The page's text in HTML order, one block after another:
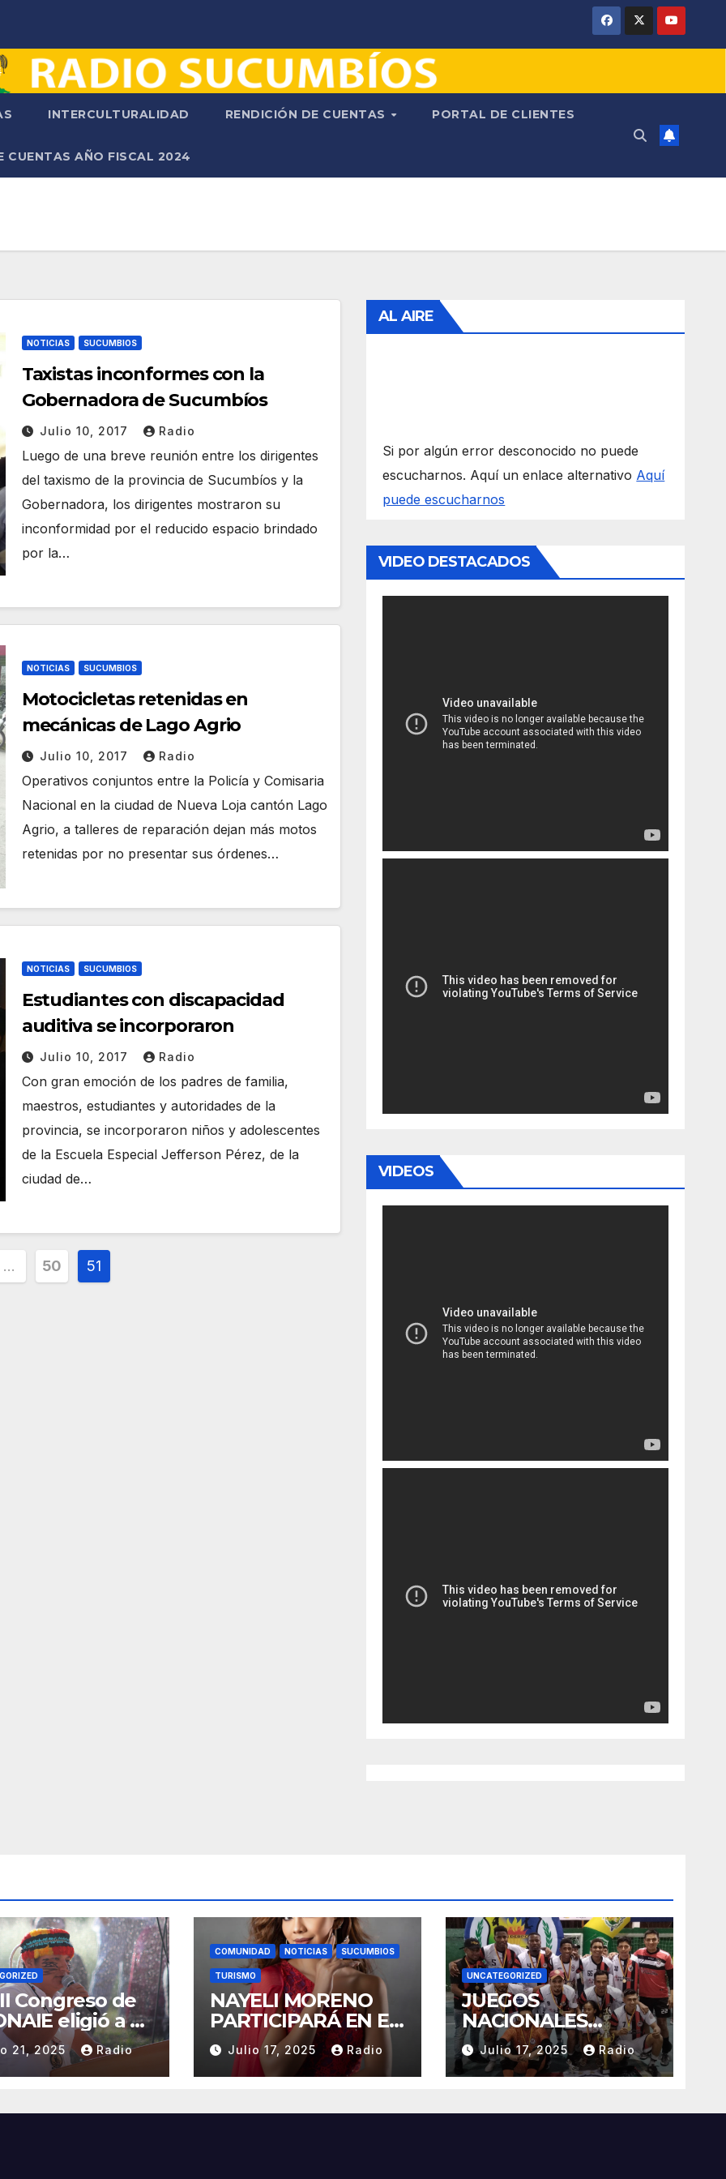
INTERCULTURALIDAD RENDICIÓN DE CUENTAS PORTAL DE CLIENTES
CUENTAS AÑO FISCAL 2024
NOTICIAS SUCUMBIOS
Taxistas inconformes con la
Gobernadora de Sucumbíos
Julio 10, 2017 Radio
Luego de una breve reunión entre los dirigentes
del taxismo de la provincia de Sucumbíos y la
Gobernadora, los dirigentes mostraron su
inconformidad por el reducido espacio brindado
por la…
NOTICIAS SUCUMBIOS
Motocicletas retenidas en
mecánicas de Lago Agrio
Julio 10, 2017 Radio
Operativos conjuntos entre la Policía y Comisaria
Nacional en la ciudad de Nueva Loja cantón Lago
Agrio, a talleres de reparación dejan más motos
retenidas por no presentar sus órdenes…
NOTICIAS SUCUMBIOS
Estudiantes con discapacidad
auditiva se incorporaron
Julio 10, 2017 Radio
Con gran emoción de los padres de familia,
maestros, estudiantes y autoridades de la
provincia, se incorporaron niños y adolescentes
de la Escuela Especial Jefferson Pérez, de la
ciudad de…
… 50 51
AL AIRE
Si por algún error desconocido no puede
escucharnos. Aquí un enlace alternativo Aquí
puede escucharnos
VIDEO DESTACADOS
VIDEOS
Congreso de
eligió a su
Consejo de
de la
2025–2028.
21, 2025 Radio
COMUNIDAD NOTICIAS SUCUMBIOS
TURISMO
NAYELI MORENO
PARTICIPARÁ EN EL
REINADO
NACIONAL DEL
CAFÉ LA TOQUILLA
Julio 17, 2025 Radio
UNCATEGORIZED
JUEGOS
NACIONALES
TUNGURAHUA 2025
Julio 17, 2025 Radio